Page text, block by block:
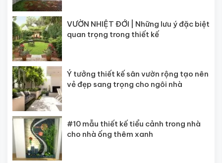
VƯỜN NHIỆT ĐỚI | Những lưu ý đặc biệt
quan trọng trong thiết kế
Ý tưởng thiết kế sân vườn rộng tạo nên
vẻ đẹp sang trọng cho ngôi nhà
#10 mẫu thiết kế tiểu cảnh trong nhà
cho nhà ống thêm xanh